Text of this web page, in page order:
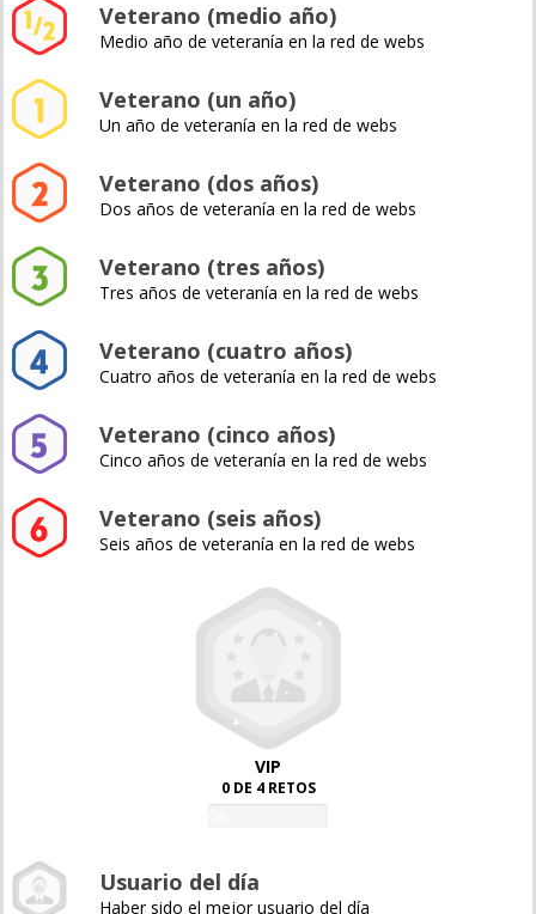
Veterano (medio año)
Medio año de veteranía en la red de webs
Veterano (un año)
Un año de veteranía en la red de webs
Veterano (dos años)
Dos años de veteranía en la red de webs
Veterano (tres años)
Tres años de veteranía en la red de webs
Veterano (cuatro años)
Cuatro años de veteranía en la red de webs
Veterano (cinco años)
Cinco años de veteranía en la red de webs
Veterano (seis años)
Seis años de veteranía en la red de webs
VIP
0 DE 4 RETOS
Usuario del día
Haber sido el mejor usuario del día